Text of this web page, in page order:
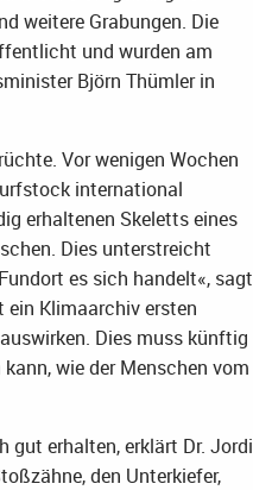
weitere Grabungen. Die
und wurden am
Björn Thümler in
Vor wenigen Wochen
international
erhaltenen Skeletts eines
Dies unterstreicht
es sich handelt«, sagt
ein Klimaarchiv ersten
Dies muss künftig
wie der Menschen vom
gut erhalten, erklärt Dr. Jordi
den Unterkiefer,